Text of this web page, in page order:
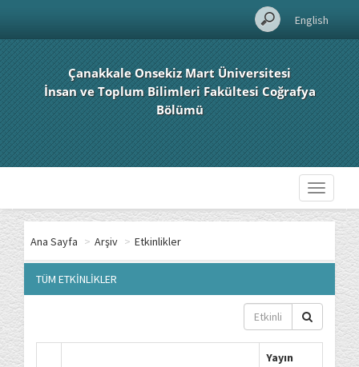
English
Çanakkale Onsekiz Mart Üniversitesi
İnsan ve Toplum Bilimleri Fakültesi Coğrafya
Bölümü
Toggle
Ana Sayfa > Arşiv > Etkinlikler
TÜM ETKİNLİKLER
Yayın